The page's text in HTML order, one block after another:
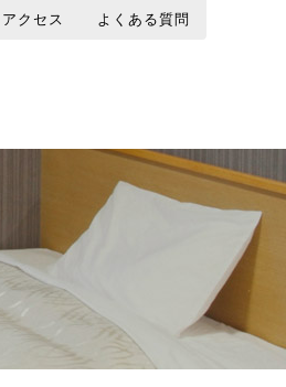
アクセス よくある質問